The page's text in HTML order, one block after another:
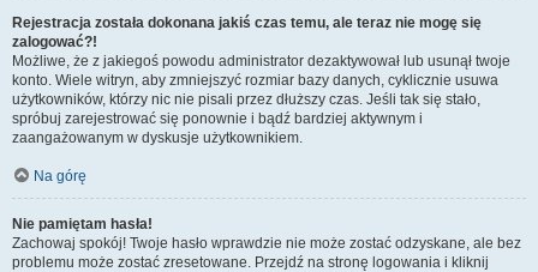
Rejestracja została dokonana jakiś czas temu, ale teraz nie mogę się
zalogować?!
Możliwe, że z jakiegoś powodu administrator dezaktywował lub usunął twoje
konto. Wiele witryn, aby zmniejszyć rozmiar bazy danych, cyklicznie usuwa
użytkowników, którzy nic nie pisali przez dłuższy czas. Jeśli tak się stało,
spróbuj zarejestrować się ponownie i bądź bardziej aktywnym i
zaangażowanym w dyskusje użytkownikiem.
Na górę
Nie pamiętam hasła!
Zachowaj spokój! Twoje hasło wprawdzie nie może zostać odzyskane, ale bez
problemu może zostać zresetowane. Przejdź na stronę logowania i kliknij